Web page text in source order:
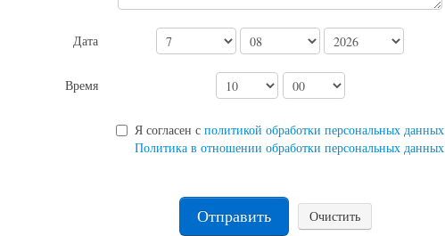
Дата
Время
Я согласен с политикой обработки персональных данных
Политика в отношении обработки персональных данных
Отправить Очистить